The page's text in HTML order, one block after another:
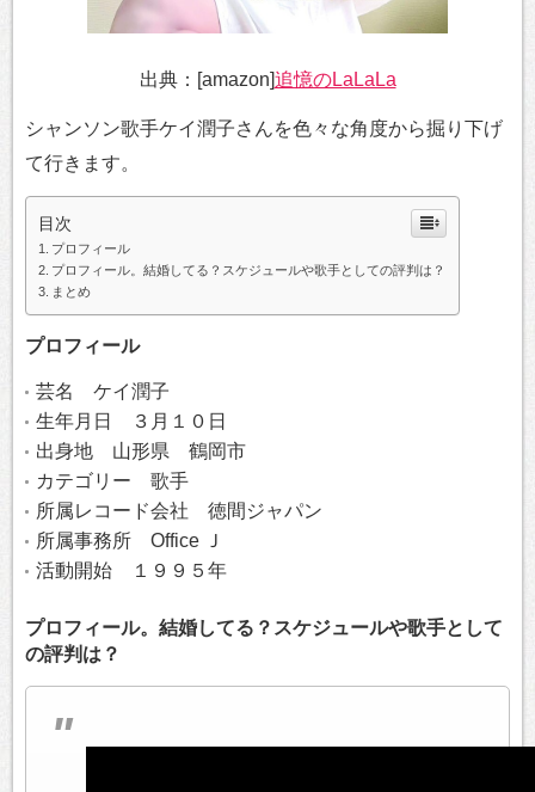
出典：[amazon]追憶のLaLaLa
シャンソン歌手ケイ潤子さんを色々な角度から掘り下げ
て行きます。
目次
プロフィール
プロフィール。結婚してる？スケジュールや歌手としての評判は？
まとめ
プロフィール
芸名 ケイ潤子
生年月日 ３月１０日
出身地 山形県 鶴岡市
カテゴリー 歌手
所属レコード会社 徳間ジャパン
所属事務所 Office Ｊ
活動開始 １９９５年
プロフィール。結婚してる？スケジュールや歌手として
の評判は？